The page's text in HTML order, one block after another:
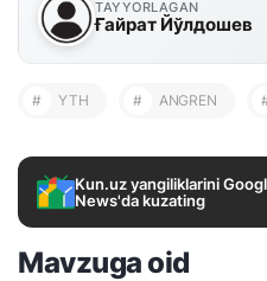
TAYYORLAGAN
Ғайрат Йўлдошев
# YTH # ANGREN
Kun.uz yangiliklarini
News'da kuzating
Mavzuga oid